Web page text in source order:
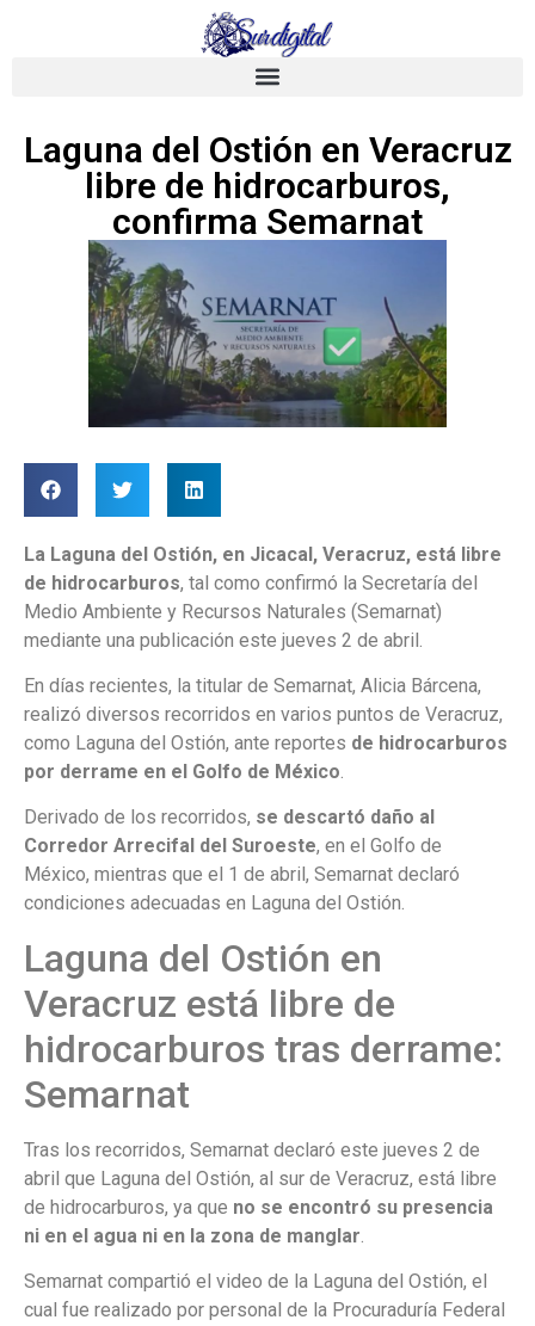
Laguna del Ostión en Veracruz
libre de hidrocarburos,
confirma Semarnat
La Laguna del Ostión, en Jicacal, Veracruz, está libre
de hidrocarburos, tal como confirmó la Secretaría del
Medio Ambiente y Recursos Naturales (Semarnat)
mediante una publicación este jueves 2 de abril.
En días recientes, la titular de Semarnat, Alicia Bárcena,
realizó diversos recorridos en varios puntos de Veracruz,
como Laguna del Ostión, ante reportes de hidrocarburos
por derrame en el Golfo de México.
Derivado de los recorridos, se descartó daño al
Corredor Arrecifal del Suroeste, en el Golfo de
México, mientras que el 1 de abril, Semarnat declaró
condiciones adecuadas en Laguna del Ostión.
Laguna del Ostión en
Veracruz está libre de
hidrocarburos tras derrame:
Semarnat
Tras los recorridos, Semarnat declaró este jueves 2 de
abril que Laguna del Ostión, al sur de Veracruz, está libre
de hidrocarburos, ya que no se encontró su presencia
ni en el agua ni en la zona de manglar
Semarnat compartió el video de la Laguna del Ostión, el
cual fue realizado por personal de la Procuraduría Federal